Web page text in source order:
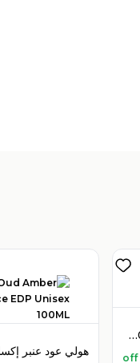
هولي عود لوكس I أو دو بارفان 100 مل للجنسين